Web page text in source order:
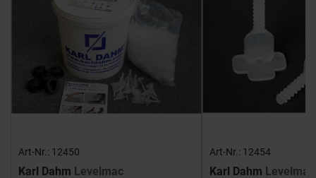
Art-Nr.: 12450
Karl Dahm Levelmac
Art-Nr.: 12454
Karl Dahm Levelmac